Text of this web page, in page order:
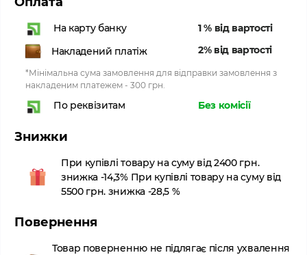
На карту банку
1 % від вартості
Накладений платіж
2% від вартості
*Мінімальна сума замовлення для відправки замовлення з
накладеним платежем - 300 грн.
По реквізитам Без комісії
Знижки
При купівлі товару на суму від 2400 грн.
знижка -14,3% При купівлі товару на суму від
5500 грн. знижка -28,5 %
Повернення
Товар поверненню не підлягає після ухвалення